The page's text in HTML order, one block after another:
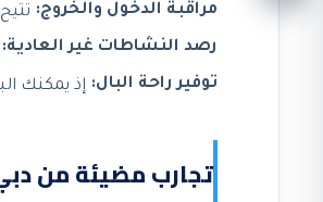
مراقبة الدخول والخروج:
رصد النشاطات غير العادية:
توفير راحة البال: إذ يمكنك
تجارب مضيئة من